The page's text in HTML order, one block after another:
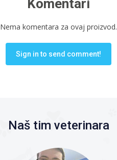
Komentari
Nema komentara za ovaj proizvod.
Sign in to send comment!
Naš tim veterinara